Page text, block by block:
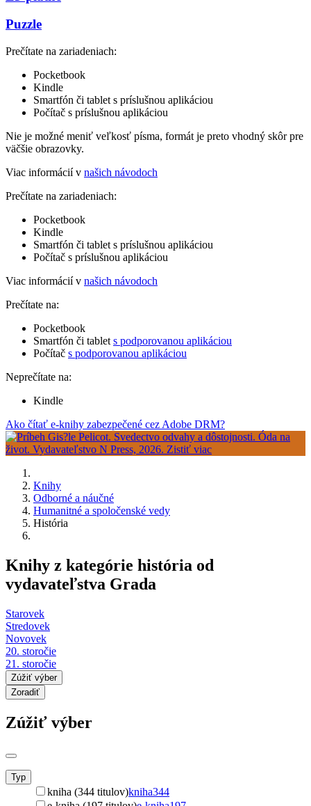
Puzzle
Prečítate na zariadeniach:
Pocketbook
Kindle
Smartfón či tablet s príslušnou aplikáciou
Počítač s príslušnou aplikáciou
Nie je možné meniť veľkosť písma, formát je preto vhodný skôr pre
väčšie obrazovky.
Viac informácií v našich návodoch
Prečítate na zariadeniach:
Pocketbook
Kindle
Smartfón či tablet s príslušnou aplikáciou
Počítač s príslušnou aplikáciou
Viac informácií v našich návodoch
Prečítate na:
Pocketbook
Smartfón či tablet s podporovanou aplikáciou
Počítač s podporovanou aplikáciou
Neprečítate na:
Kindle
Ako čítať e-knihy zabezpečené cez Adobe DRM?
Knihy
Odborné a náučné
Humanitné a spoločenské vedy
História
Knihy z kategórie história od
vydavateľstva Grada
Starovek
Stredovek
Novovek
20. storočie
21. storočie
Zúžiť výber
Zoradiť
Zúžiť výber
Typ
kniha (344 titulov)kniha344